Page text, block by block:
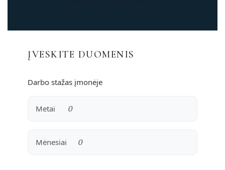
ĮVESKITE DUOMENIS
Darbo stažas įmonėje
Metai
Mėnesiai